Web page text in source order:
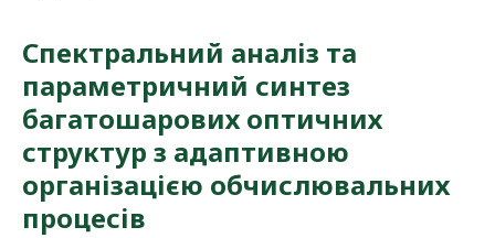
Спектральний аналіз та
параметричний синтез
багатошарових оптичних
структур з адаптивною
організацією обчислювальних
процесів